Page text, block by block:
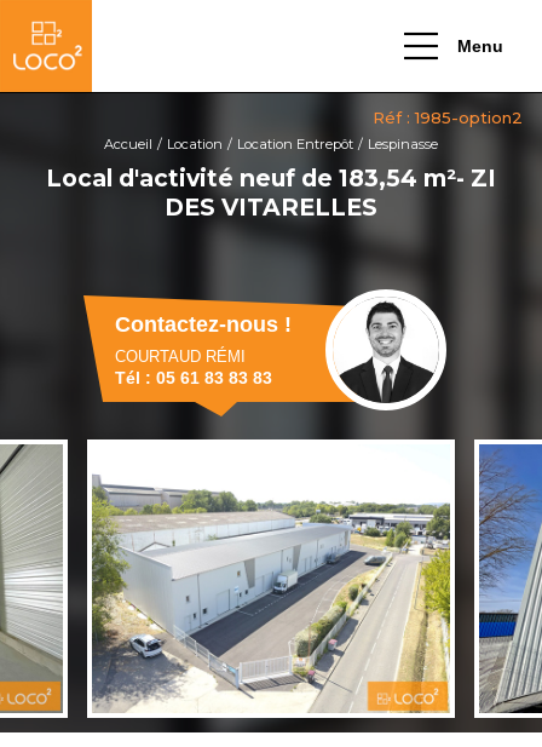
Menu
Local d'activité neuf de 183,54 m²- ZI
DES VITARELLES
Accueil Location Location Entrepôt Lespinasse
Contactez-nous !
COURTAUD RÉMI
Tél : 05 61 83 83 83